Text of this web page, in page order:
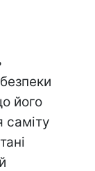
його
саміту